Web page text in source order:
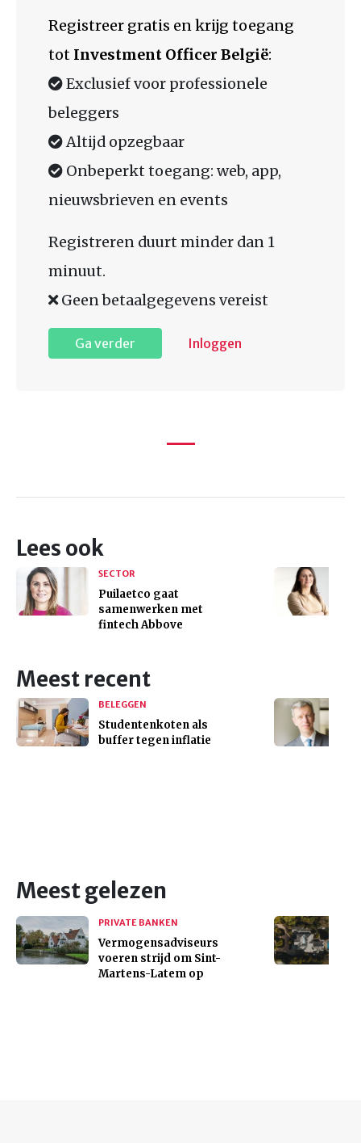
Registreer gratis en krijg toegang
tot Investment Officer België:
Exclusief voor professionele
beleggers
Altijd opzegbaar
Onbeperkt toegang: web, app,
nieuwsbrieven en events
Registreren duurt minder dan 1
minuut.
Geen betaalgegevens vereist
Ga verder Inloggen
Lees ook
SECTOR
Puilaetco gaat
samenwerken met
fintech Abbove
Meest recent
BELEGGEN
Studentenkoten als
buffer tegen inflatie
Meest gelezen
PRIVATE BANKEN
Vermogensadviseurs
voeren strijd om Sint-
Martens-Latem op